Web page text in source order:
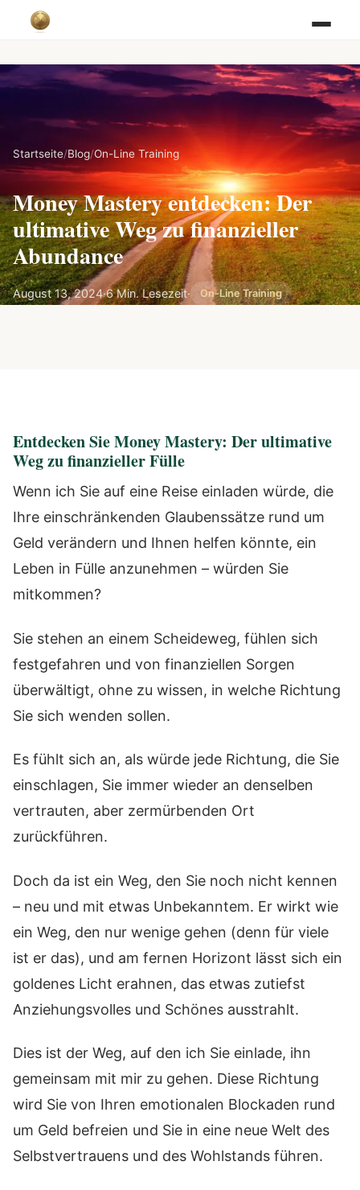
Startseite/Blog/On-Line Training
Money Mastery entdecken: Der
ultimative Weg zu finanzieller
Abundance
August 13, 2024·6 Min. Lesezeit· On-Line Training
Entdecken Sie Money Mastery: Der ultimative
Weg zu finanzieller Fülle
Wenn ich Sie auf eine Reise einladen würde, die
Ihre einschränkenden Glaubenssätze rund um
Geld verändern und Ihnen helfen könnte, ein
Leben in Fülle anzunehmen – würden Sie
mitkommen?
Sie stehen an einem Scheideweg, fühlen sich
festgefahren und von finanziellen Sorgen
überwältigt, ohne zu wissen, in welche Richtung
Sie sich wenden sollen.
Es fühlt sich an, als würde jede Richtung, die Sie
einschlagen, Sie immer wieder an denselben
vertrauten, aber zermürbenden Ort
zurückführen.
Doch da ist ein Weg, den Sie noch nicht kennen
– neu und mit etwas Unbekanntem. Er wirkt wie
ein Weg, den nur wenige gehen (denn für viele
ist er das), und am fernen Horizont lässt sich ein
goldenes Licht erahnen, das etwas zutiefst
Anziehungsvolles und Schönes ausstrahlt.
Dies ist der Weg, auf den ich Sie einlade, ihn
gemeinsam mit mir zu gehen. Diese Richtung
wird Sie von Ihren emotionalen Blockaden rund
um Geld befreien und Sie in eine neue Welt des
Selbstvertrauens und des Wohlstands führen.